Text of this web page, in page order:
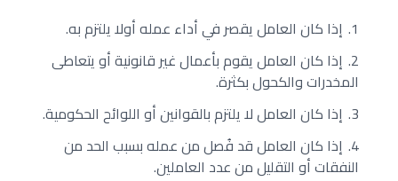
إذا كان العامل يقصر في أداء عمله أولا يلتزم به.
إذا كان العامل يقوم بأعمال غير قانونية أو يتعاطى
المخدرات والكحول بكثرة.
إذا كان العامل لا يلتزم بالقوانين أو اللوائح الحكومية.
إذا كان العامل قد فُصل من عمله بسبب الحد من
النفقات أو التقليل من عدد العاملين.